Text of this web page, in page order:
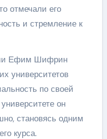
отмечали его
и стремление к
Ефим Шифрин
университетов
по своей
он
становясь одним
курса.